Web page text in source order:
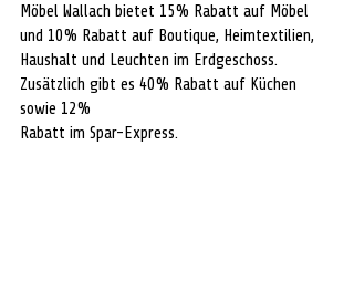
Möbel Wallach bietet 15% Rabatt auf Möbel
und 10% Rabatt auf Boutique, Heimtextilien,
Haushalt und Leuchten im Erdgeschoss.
Zusätzlich gibt es 40% Rabatt auf Küchen
sowie 12%
Rabatt im Spar-Express.